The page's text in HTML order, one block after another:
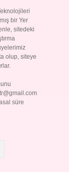
bir Yer
sitedeki
olup, siteye
süre